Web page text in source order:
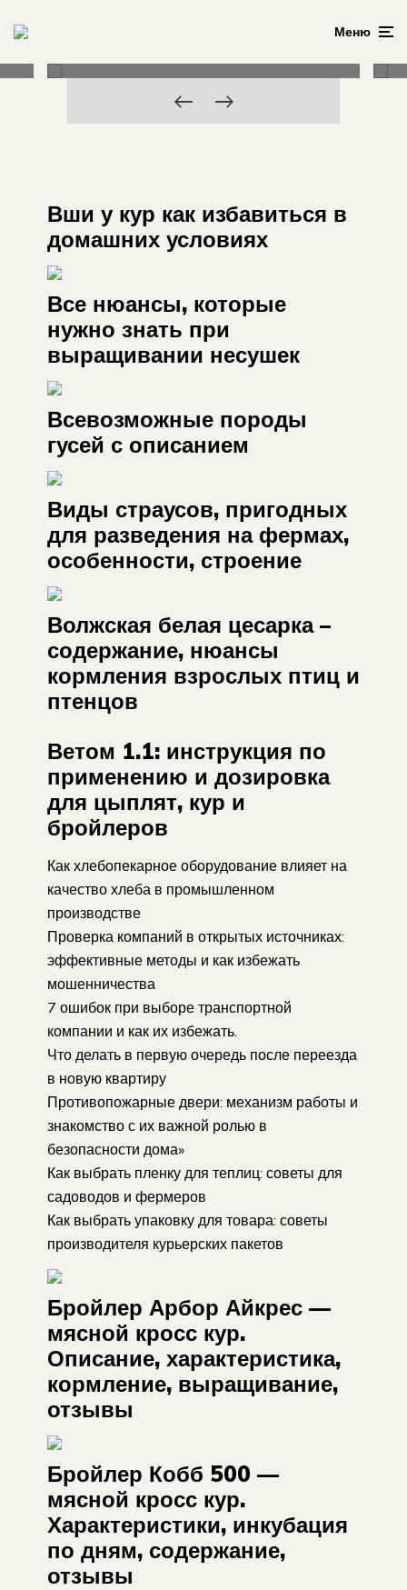
Меню
Вши у кур как избавиться в
домашних условиях
Все нюансы, которые
нужно знать при
выращивании несушек
Всевозможные породы
гусей с описанием
Виды страусов, пригодных
для разведения на фермах,
особенности, строение
Волжская белая цесарка –
содержание, нюансы
кормления взрослых птиц и
птенцов
Ветом 1.1: инструкция по
применению и дозировка
для цыплят, кур и
бройлеров
Как хлебопекарное оборудование влияет на
качество хлеба в промышленном
производстве
Проверка компаний в открытых источниках:
эффективные методы и как избежать
мошенничества
7 ошибок при выборе транспортной
компании и как их избежать.
Что делать в первую очередь после переезда
в новую квартиру
Противопожарные двери: механизм работы и
знакомство с их важной ролью в
безопасности дома»
​Как выбрать пленку для теплиц: советы для
садоводов и фермеров
Как выбрать упаковку для товара: советы
производителя курьерских пакетов
Бройлер Арбор Айкрес —
мясной кросс кур.
Описание, характеристика,
кормление, выращивание,
отзывы
Бройлер Кобб 500 —
мясной кросс кур.
Характеристики, инкубация
по дням, содержание,
отзывы